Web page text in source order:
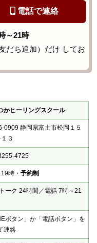
電話で連絡
～21時
だち追加）だけ してお
かヒーリングスクール
0909 静岡県富士市松岡１５
３
4725
時・ 予約制
ーク 24時間／電話 7時～21
ボタン」か「電話ボタン」を
連絡